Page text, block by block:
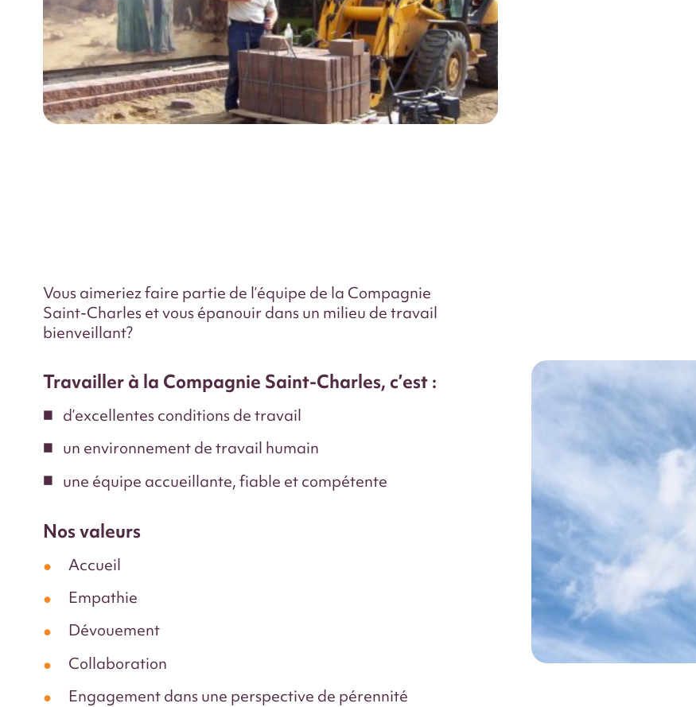
Vous aimeriez faire partie de l’équipe de la Compagnie
Saint-Charles et vous épanouir dans un milieu de travail
bienveillant?
Travailler à la Compagnie Saint-Charles, c’est :
d’excellentes conditions de travail
un environnement de travail humain
une équipe accueillante, fiable et compétente
Nos valeurs
Accueil
Empathie
Dévouement
Collaboration
Engagement dans une perspective de pérennité